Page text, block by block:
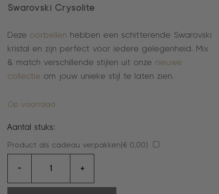
Swarovski Crysolite
Deze oorbellen hebben een schitterende Swarovski
kristal en zijn perfect voor iedere gelegenheid. Mix
& match verschillende stijlen uit onze nieuwe
collectie om jouw unieke stijl te laten zien.
Op voorraad
Aantal stuks:
Product als cadeau verpakken(€ 0,00)
-
aantal
+